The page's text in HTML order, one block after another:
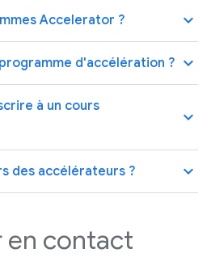
keyboard_arrow_up
Accelerator ?
keyboard_arrow_up
d'accélération ?
keyboard_arrow_up
à un cours
keyboard_arrow_up
des accélérateurs ?
en contact